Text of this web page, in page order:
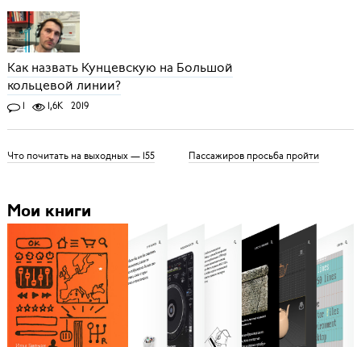
Как назвать Кунцевскую на Большой
кольцевой линии?
1 1,6K 2019
Что почитать на выходных — 155 Пассажиров просьба пройти
Мои книги